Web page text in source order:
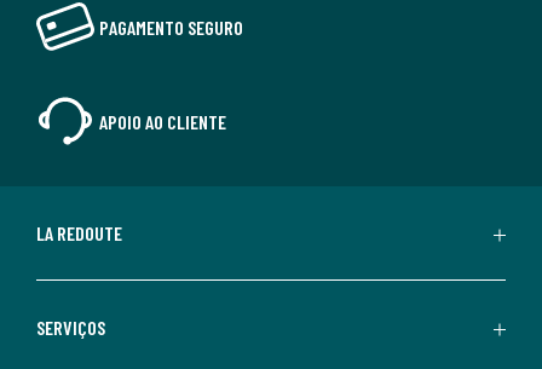
PAGAMENTO SEGURO
APOIO AO CLIENTE
LA REDOUTE
SERVIÇOS